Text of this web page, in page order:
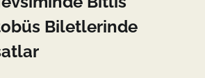
Biletlerinde